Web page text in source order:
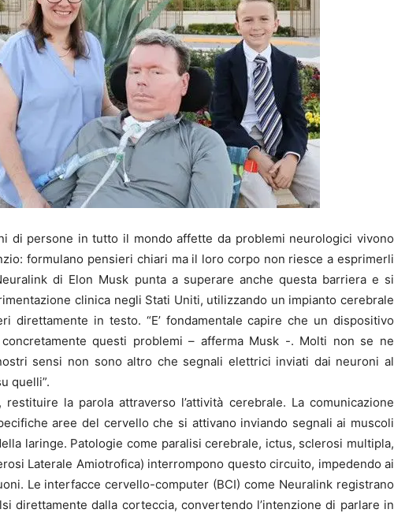
di persone in tutto il mondo affette da problemi neurologici vivono
formulano pensieri chiari ma il loro corpo non riesce a esprimerli
di Elon Musk punta a superare anche questa barriera e si
clinica negli Stati Uniti, utilizzando un impianto cerebrale
direttamente in testo. “E’ fondamentale capire che un dispositivo
questi problemi – afferma Musk -. Molti non se ne
sensi non sono altro che segnali elettrici inviati dai neuroni al
quelli”.
restituire la parola attraverso l’attività cerebrale. La comunicazione
aree del cervello che si attivano inviando segnali ai muscoli
laringe. Patologie come paralisi cerebrale, ictus, sclerosi multipla,
Laterale Amiotrofica) interrompono questo circuito, impedendo ai
Le interfacce cervello-computer (BCI) come Neuralink registrano
direttamente dalla corteccia, convertendo l’intenzione di parlare in